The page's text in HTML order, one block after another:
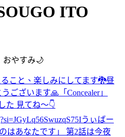
ITO
おやすみ🌙
こと、楽しみにしてます🐉昼
ございます🙏 「Concealer」
た 見てね〜👇
うぃばー
のはあなたです」 第2話は今夜